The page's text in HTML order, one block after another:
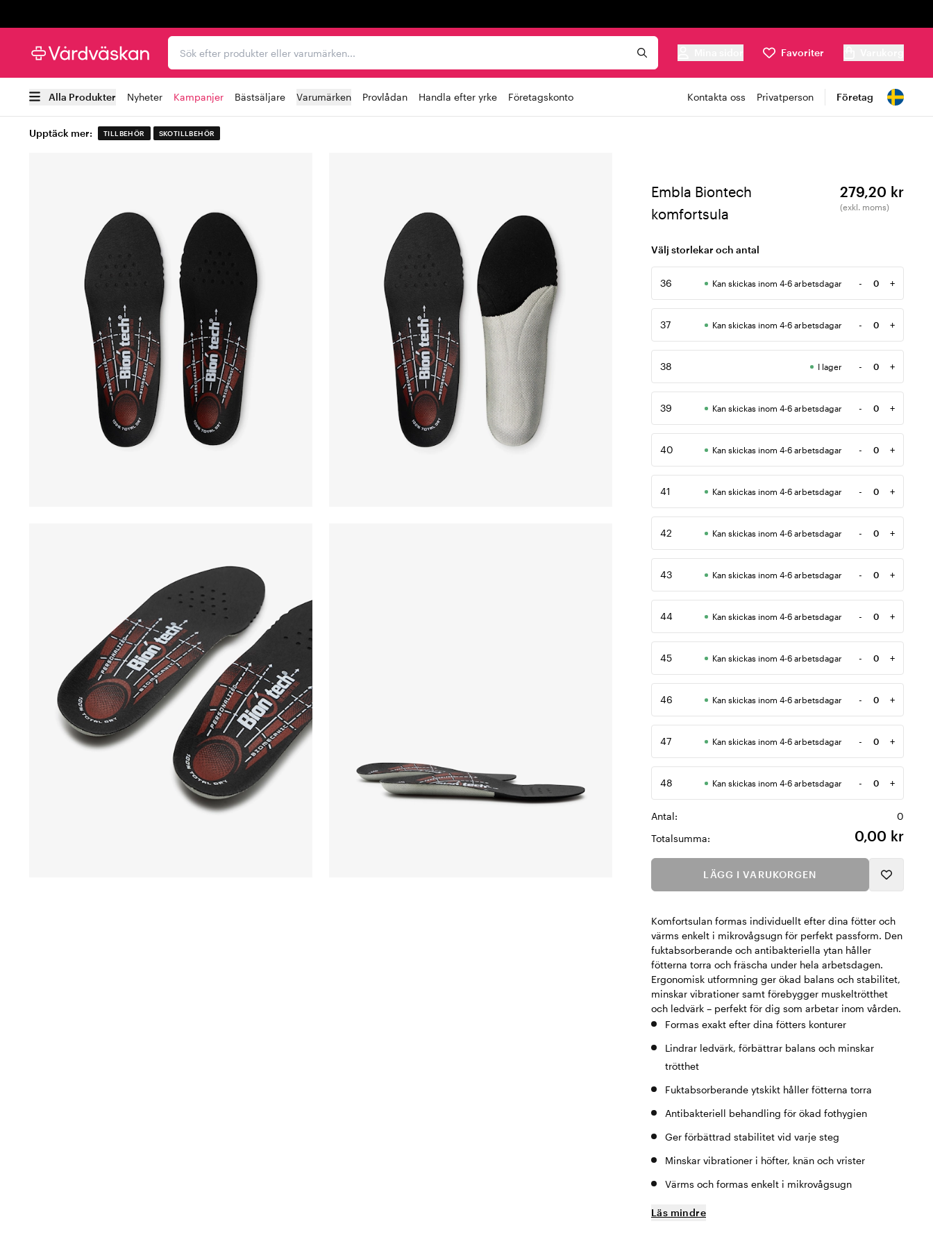
Sök efter produkter eller varumärken...
Favoriter
Alla Produkter Nyheter Kampanjer Bästsäljare Varumärken Provlådan Handla efter yrke Företagskonto Kontakta oss Privatperson Företag
Upptäck mer: TILLBEHÖR SKOTILLBEHÖR
Embla Biontech
komfortsula
279,20 kr
(exkl. moms)
Välj storlekar och antal
36 Kan skickas inom 4-6 arbetsdagar -
Antal
+
37 Kan skickas inom 4-6 arbetsdagar -
Antal
+
38 I lager -
Antal
+
39 Kan skickas inom 4-6 arbetsdagar -
Antal
+
40 Kan skickas inom 4-6 arbetsdagar -
Antal
+
41 Kan skickas inom 4-6 arbetsdagar -
Antal
+
42 Kan skickas inom 4-6 arbetsdagar -
Antal
+
43 Kan skickas inom 4-6 arbetsdagar -
Antal
+
44 Kan skickas inom 4-6 arbetsdagar -
Antal
+
45 Kan skickas inom 4-6 arbetsdagar -
Antal
+
46 Kan skickas inom 4-6 arbetsdagar -
Antal
+
47 Kan skickas inom 4-6 arbetsdagar -
Antal
+
48 Kan skickas inom 4-6 arbetsdagar -
Antal
+
Antal:
0
Totalsumma:
0,00 kr
LÄGG I VARUKORGEN
Komfortsulan formas individuellt efter dina fötter och
värms enkelt i mikrovågsugn för perfekt passform. Den
fuktabsorberande och antibakteriella ytan håller
fötterna torra och fräscha under hela arbetsdagen.
Ergonomisk utformning ger ökad balans och stabilitet,
minskar vibrationer samt förebygger muskeltrötthet
och ledvärk – perfekt för dig som arbetar inom vården.
Formas exakt efter dina fötters konturer
Lindrar ledvärk, förbättrar balans och minskar
trötthet
Fuktabsorberande ytskikt håller fötterna torra
Antibakteriell behandling för ökad fothygien
Ger förbättrad stabilitet vid varje steg
Minskar vibrationer i höfter, knän och vrister
Värms och formas enkelt i mikrovågsugn
Läs mindre